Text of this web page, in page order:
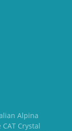
Alpina
Crystal